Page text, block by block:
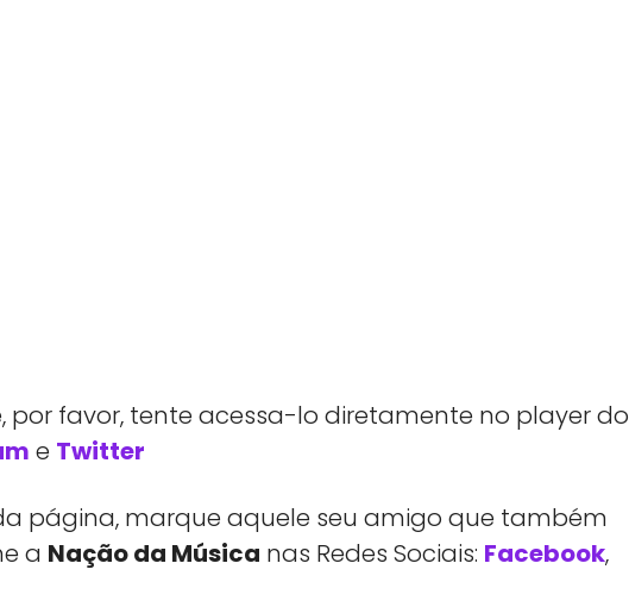
por favor, tente acessa-lo diretamente no player do
e Twitter
página, marque aquele seu amigo que também
a Nação da Música nas Redes Sociais: Facebook,